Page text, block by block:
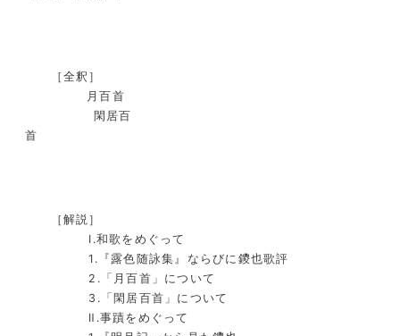
［全釈］
月百首
閑居百
［解説］
Ⅰ.和歌をめぐって
1.『露色随詠集』ならびに鑁也歌評
2.「月百首」について
3.「閑居百首」について
Ⅱ.事蹟をめぐって